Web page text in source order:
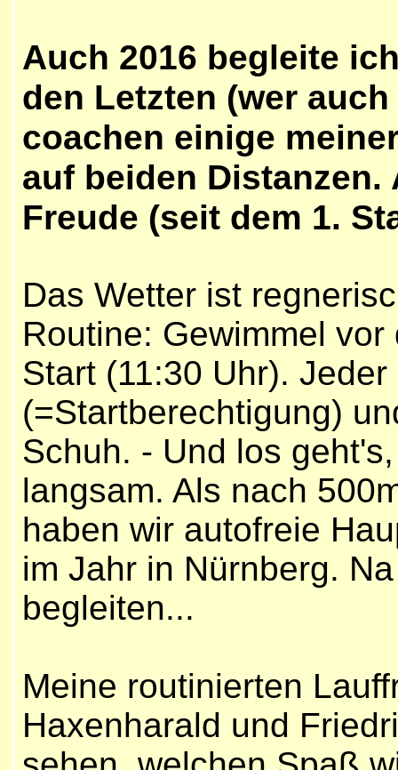
Auch 2016 begleite
den Letzten (wer
coachen einige
auf beiden Distanzen.
Freude (seit dem 1.
Das Wetter ist
Routine: Gewimmel
Start (11:30 Uhr).
(=Startberechtigung)
Schuh. - Und los
langsam. Als nach
haben wir autofreie
im Jahr in Nürnberg.
begleiten...
Meine routinierten
Haxenharald und